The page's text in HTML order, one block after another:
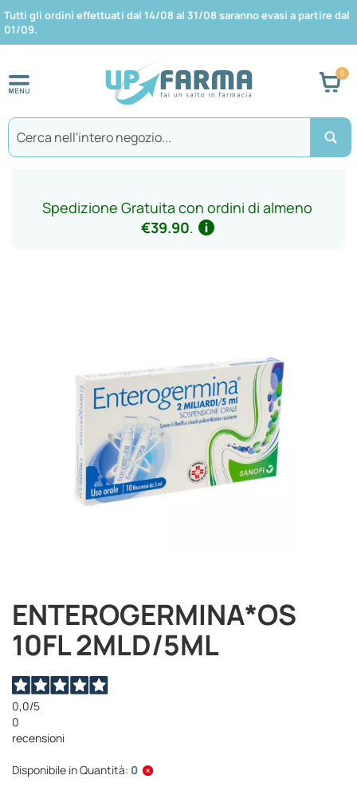
Tutti gli ordini effettuati dal 14/08 al 31/08 saranno evasi a partire dal
01/09.
Spedizione Gratuita con ordini di almeno
€39.90.
ENTEROGERMINA*OS
10FL 2MLD/5ML
0,0/5
0
recensioni
Disponibile in Quantità: 0
Vai
all'inizio
della
galleria
immagini